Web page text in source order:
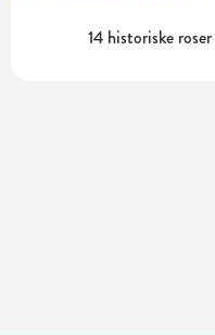
14 historiske roser